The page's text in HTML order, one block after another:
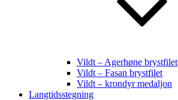
Vildt – Agerhøne brystfilet
Vildt – Fasan brystfilet
Vildt – krondyr medaljon
Langtidsstegning